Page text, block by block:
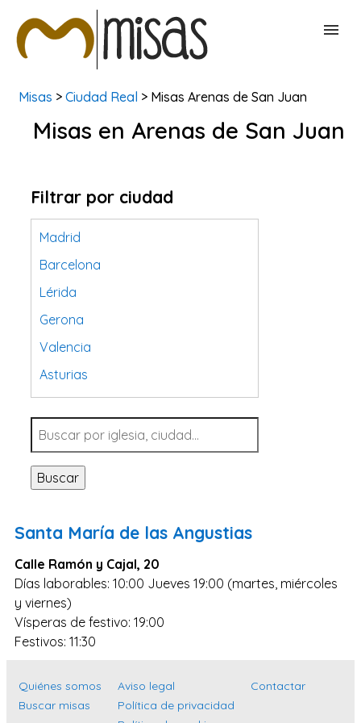
BUSCAR MISAS
Misas > Ciudad Real > Misas Arenas de San Juan
Misas en Arenas de San Juan
Filtrar por ciudad
Madrid
Barcelona
Lérida
Gerona
Valencia
Asturias
Tarragona
Navarra
Valladolid
Sevilla
Santa Cruz de Tenerife
Cantabria
Islas Baleares
Las Palmas
Málaga
Toledo
Buscar
Santa María de las Angustias
Calle Ramón y Cajal, 20
Días laborables: 10:00 Jueves 19:00 (martes, miércoles
y viernes)
Vísperas de festivo: 19:00
Festivos: 11:30
Quiénes somos
Buscar misas
Aviso legal
Política de privacidad
Contactar